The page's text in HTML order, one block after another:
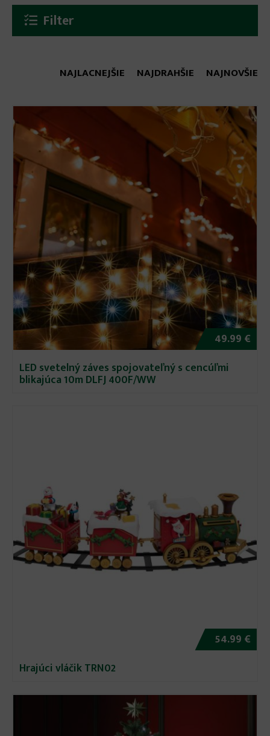
Filter
NAJLACNEJŠIE NAJDRAHŠIE NAJNOVŠIE
49.99 €
LED svetelný záves spojovateľný s cencúľmi
blikajúca 10m DLFJ 400F/WW
54.99 €
Hrajúci vláčik TRN02